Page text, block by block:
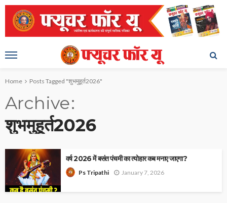
Home Posts Tagged "शुभमुहूर्त2026"
Archive
शुभमुहूर्त2026
वर्ष 2026 में बसंत पंचमी का त्योहार कब मनाए जाएगा?
Ps Tripathi January 7, 2026